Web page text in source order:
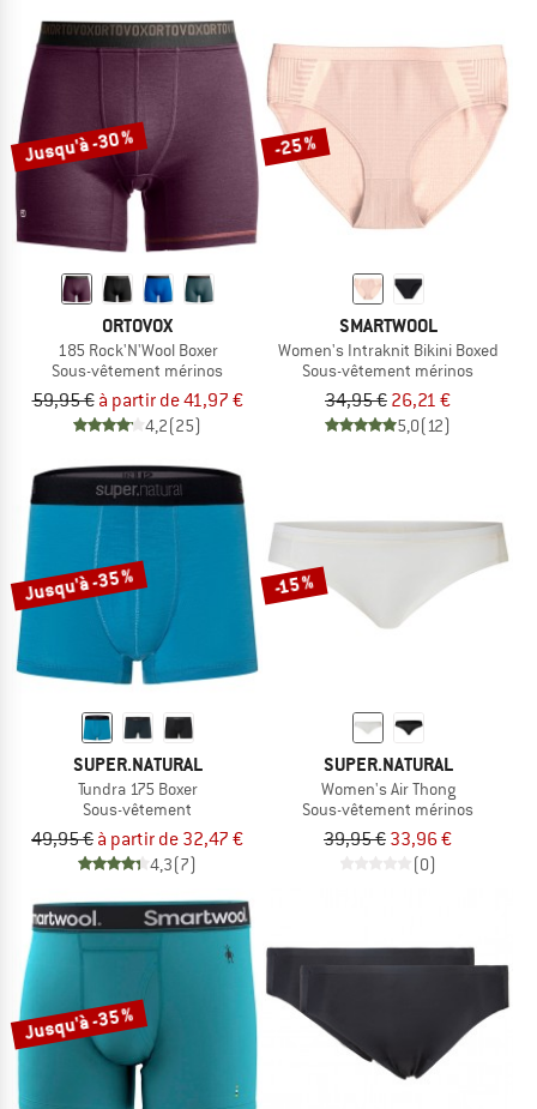
Jusqu'à -30 %
ORTOVOX
185 Rock'N'Wool Boxer
Sous-vêtement mérinos
59,95 € à partir de 41,97 €
4,2(25)
-25 %
SMARTWOOL
Women's Intraknit Bikini Boxed
Sous-vêtement mérinos
34,95 € 26,21 €
5,0(12)
Jusqu'à -35 %
SUPER.NATURAL
Tundra 175 Boxer
Sous-vêtement
49,95 € à partir de 32,47 €
4,3(7)
-15 %
SUPER.NATURAL
Women's Air Thong
Sous-vêtement mérinos
39,95 € 33,96 €
(0)
Jusqu'à -35 %